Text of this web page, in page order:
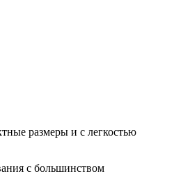
размеры и с легкостью
с большинством